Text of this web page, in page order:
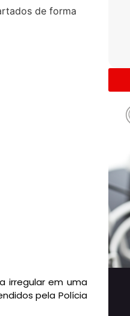
irregular em uma
pela Polícia